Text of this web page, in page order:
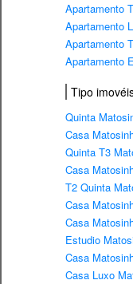
Apartamento
Apartamento
Apartamento
Apartamento
Tipo
Quinta
Casa
Quinta T3
Casa
T2 Quinta
Casa
Casa
Estudio
Casa
Casa Luxo